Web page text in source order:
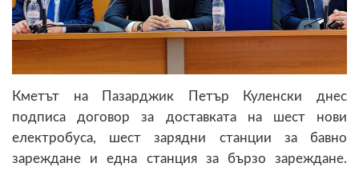
Кметът на Пазарджик Петър Куленски днес
подписа договор за доставката на шест нови
електробуса, шест зарядни станции за бавно
зареждане и една станция за бързо зареждане.